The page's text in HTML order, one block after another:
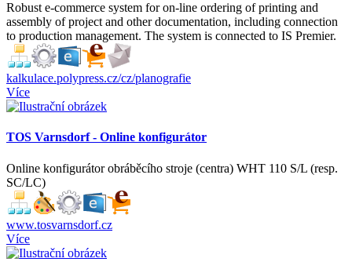
Robust e-commerce system for on-line ordering of printing and
assembly of project and other documentation, including connection
to production management. The system is connected to IS Premier.
kalkulace.polypress.cz/cz/planografie
Více
TOS Varnsdorf - Online konfigurátor
Online konfigurátor obráběcího stroje (centra) WHT 110 S/L (resp.
SC/LC)
www.tosvarnsdorf.cz
Více